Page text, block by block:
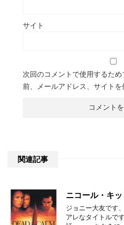
サイト
次回のコメントで使用するた
前、メールアドレス、サイトを
関連記事
ニコール・キ
ジョニー大友です
アレなタイトルで